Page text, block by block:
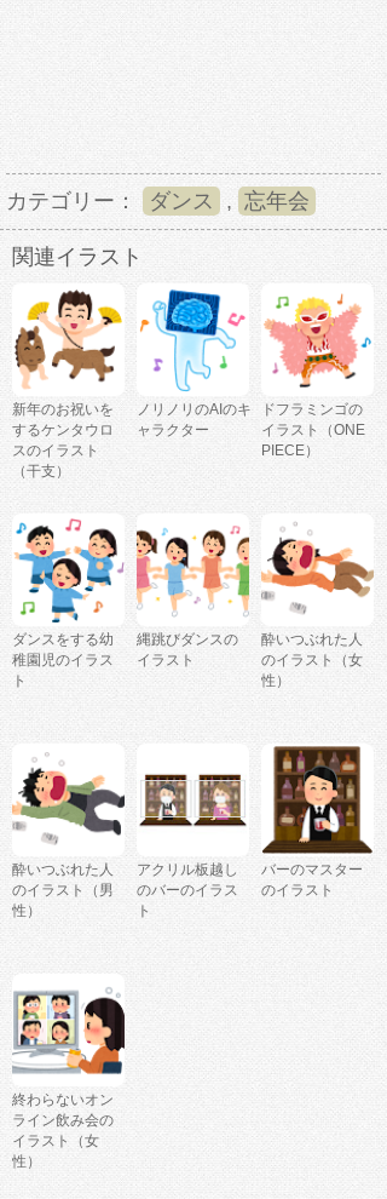
カテゴリー： ダンス , 忘年会
関連イラスト
新年のお祝いを
するケンタウロ
スのイラスト
（干支）
ノリノリのAIのキ
ャラクター
ドフラミンゴの
イラスト（ONE
PIECE）
ダンスをする幼
稚園児のイラス
ト
縄跳びダンスの
イラスト
酔いつぶれた人
のイラスト（女
性）
酔いつぶれた人
のイラスト（男
性）
アクリル板越し
のバーのイラス
ト
バーのマスター
のイラスト
終わらないオン
ライン飲み会の
イラスト（女
性）